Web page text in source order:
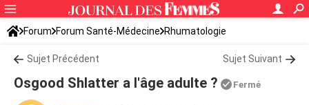
Forum Forum Santé-Médecine Rhumatologie
Sujet Précédent Sujet Suivant
Osgood Shlatter a l'âge adulte ? Fermé